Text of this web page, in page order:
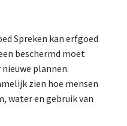
Spreken kan erfgoed
beschermd moet
plannen.
zien hoe mensen
water en gebruik van